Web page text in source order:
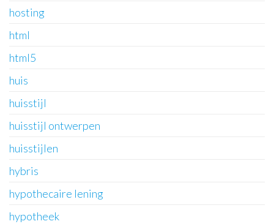
hosting
html
html5
huis
huisstijl
huisstijl ontwerpen
huisstijlen
hybris
hypothecaire lening
hypotheek